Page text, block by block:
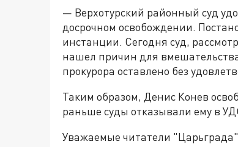
— Верхотурский районный суд
досрочном освобождении.
инстанции. Сегодня суд,
нашел причин для
прокурора оставлено без
Таким образом, Денис Конев
раньше суды отказывали ему в
Уважаемые читатели